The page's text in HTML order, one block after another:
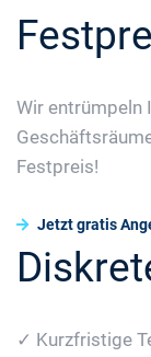
Wir entrümpeln
Festpreis!
Jetzt gratis
✓ Kurzfristige